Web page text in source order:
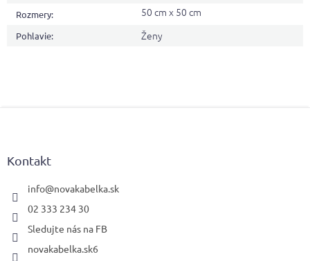
Rozmery: 50 cm x 50 cm
Pohlavie: Ženy
Kontakt
info@novakabelka.sk
02 333 234 30
Sledujte nás na FB
novakabelka.sk6